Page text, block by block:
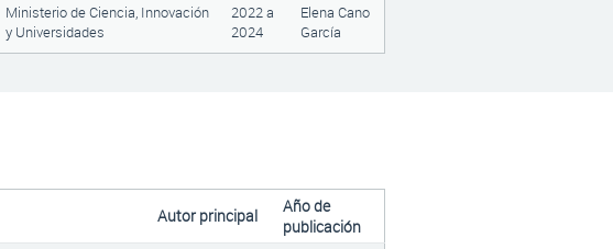
Ministerio de Ciencia, Innovación
y Universidades
2022a
2024
Elena Cano
García
Autor principal
Año de
publicación